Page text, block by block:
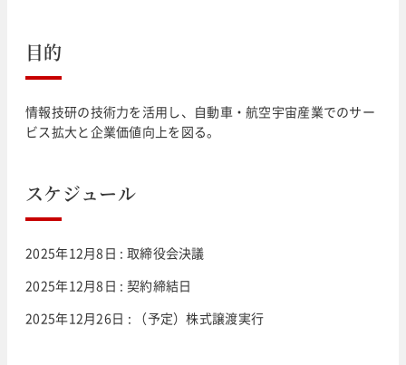
目的
情報技研の技術力を活用し、自動車・航空宇宙産業でのサー
ビス拡大と企業価値向上を図る。
スケジュール
2025年12月8日 : 取締役会決議
2025年12月8日 : 契約締結日
2025年12月26日 : （予定）株式譲渡実行